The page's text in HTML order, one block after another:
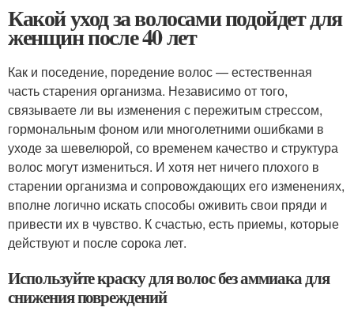
Какой уход за волосами подойдет для
женщин после 40 лет
Как и поседение, поредение волос — естественная
часть старения организма. Независимо от того,
связываете ли вы изменения с пережитым стрессом,
гормональным фоном или многолетними ошибками в
уходе за шевелюрой, со временем качество и структура
волос могут измениться. И хотя нет ничего плохого в
старении организма и сопровождающих его изменениях,
вполне логично искать способы оживить свои пряди и
привести их в чувство. К счастью, есть приемы, которые
действуют и после сорока лет.
Используйте краску для волос без аммиака для
снижения повреждений